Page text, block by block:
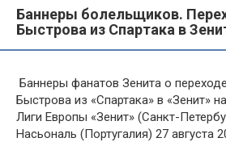
Баннеры болельщиков.
Быстрова из Спартака в
Баннеры фанатов Зенита о
Быстрова из «Спартака» в «Зенит»
Лиги Европы «Зенит» (Санкт-
Насьональ (Португалия) 27 августа